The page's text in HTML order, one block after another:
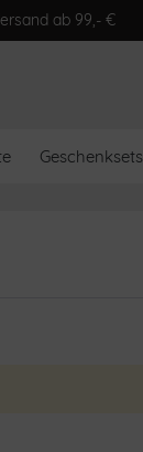
ab 99,- €
Geschenksets